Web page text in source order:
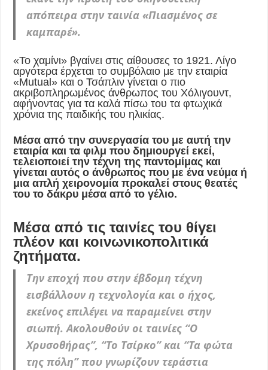
απόπειρα στην ταινία «Πιασμένος σε
καμπαρέ».
«Το χαμίνι» βγαίνει στις αίθουσες το 1921. Λίγο
αργότερα έρχεται το συμβόλαιο με την εταιρία
«Mutual» και ο Τσάπλιν γίνεται ο πιο
ακριβοπληρωμένος άνθρωπος του Χόλιγουντ,
αφήνοντας για τα καλά πίσω του τα φτωχικά
χρόνια της παιδικής του ηλικίας.
Μέσα από την συνεργασία του με αυτή την
εταιρία και τα φιλμ που δημιουργεί εκεί,
τελειοποιεί την τέχνη της παντομίμας και
γίνεται αυτός ο άνθρωπος που με ένα νεύμα ή
μια απλή χειρονομία προκαλεί στους θεατές
του το δάκρυ μέσα από το γέλιο.
Μέσα από τις ταινίες του θίγει
πλέον και κοινωνικοπολιτικά
ζητήματα.
Την εποχή που στην έβδομη τέχνη
εισβάλλουν η τεχνολογία και ο ήχος,
εκείνος επιλέγει να παραμείνει στην
σιωπή. Ακολουθούν οι ταινίες “Ο
Χρυσοθήρας”, “Το Τσίρκο” και “Τα φώτα
της πόλη” που γνωρίζουν τεράστια